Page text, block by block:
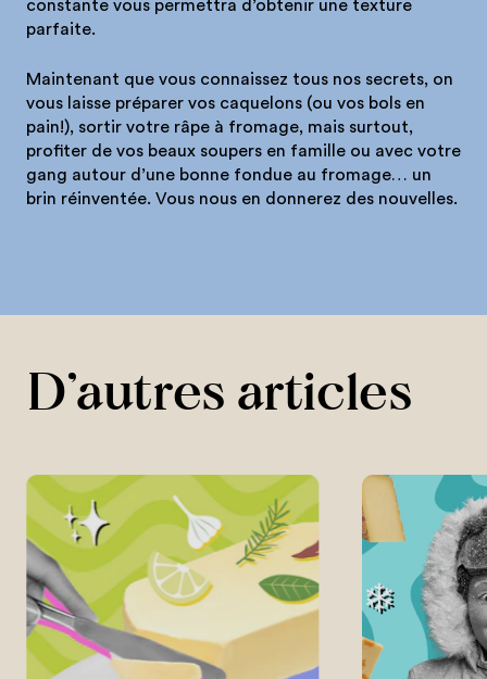
constante vous permettra d’obtenir une texture
parfaite.
Maintenant que vous connaissez tous nos secrets, on
vous laisse préparer vos caquelons (ou vos bols en
pain!), sortir votre râpe à fromage, mais surtout,
profiter de vos beaux soupers en famille ou avec votre
gang autour d’une bonne fondue au fromage… un
brin réinventée. Vous nous en donnerez des nouvelles.
D’autres articles